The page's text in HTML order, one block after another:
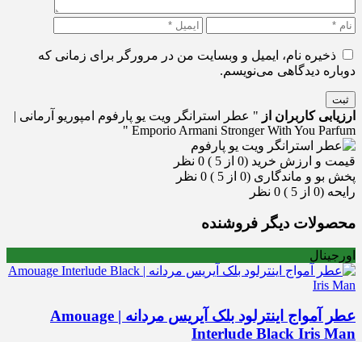
ذخیره نام، ایمیل و وبسایت من در مرورگر برای زمانی که
دوباره دیدگاهی می‌نویسم.
ثبت
ارزیابی کاربران از " عطر استرانگر ویت یو پارفوم امپوریو آرمانی |
Emporio Armani Stronger With You Parfum "
قیمت و ارزش خرید (0 از 5 )
0 نظر
پخش بو و ماندگاری (0 از 5 )
0 نظر
رایحه (0 از 5 )
0 نظر
محصولات دیگر فروشنده
اورجینال
عطر آمواج اینترلود بلک آیریس مردانه | Amouage
Interlude Black Iris Man